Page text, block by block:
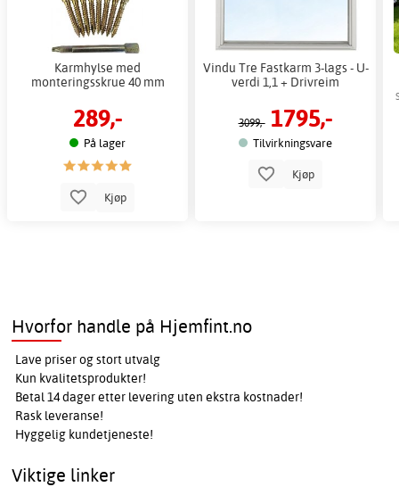
Karmhylse med
monteringsskrue 40 mm
289,-
På lager
Kjøp
Vindu Tre Fastkarm 3-lags - U-
verdi 1,1 + Drivreim
3099,- 1795,-
Tilvirkningsvare
Kjøp
Hvorfor handle på Hjemfint.no
Lave priser og stort utvalg
Kun kvalitetsprodukter!
Betal 14 dager etter levering uten ekstra kostnader!
Rask leveranse!
Hyggelig kundetjeneste!
Viktige linker